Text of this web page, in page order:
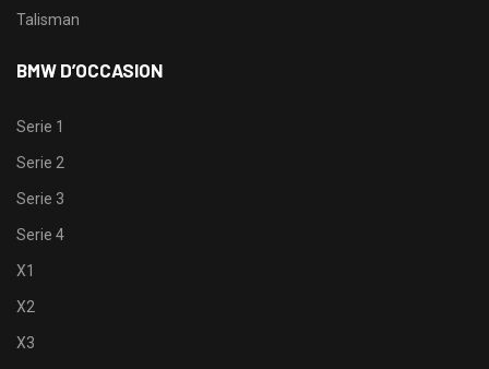
Talisman
BMW D’OCCASION
Serie 1
Serie 2
Serie 3
Serie 4
X1
X2
X3